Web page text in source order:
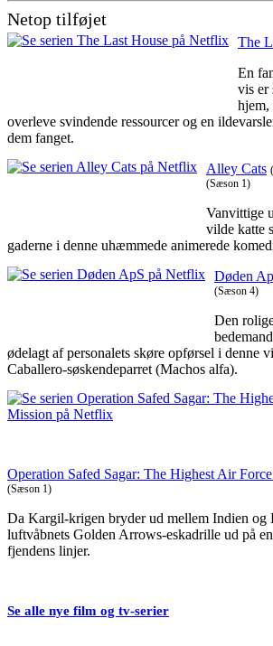
Netop tilføjet
The
En
vis er
hjem,
overleve svindende ressourcer og en
dem fanget.
Alley Cats
(Sæson 1)
Vanvittige
vilde katte
gaderne i denne uhæmmede animerede
Døden
(Sæson 4)
Den
ødelagt af personalets skøre opførsel i denne
Caballero-søskendeparret (Machos alfa).
Operation Safed Sagar: The Highest Air
(Sæson 1)
Da Kargil-krigen bryder ud mellem Indien og
luftvåbnets Golden Arrows-eskadrille ud på
fjendens linjer.
Se alle nye film og tv-serier